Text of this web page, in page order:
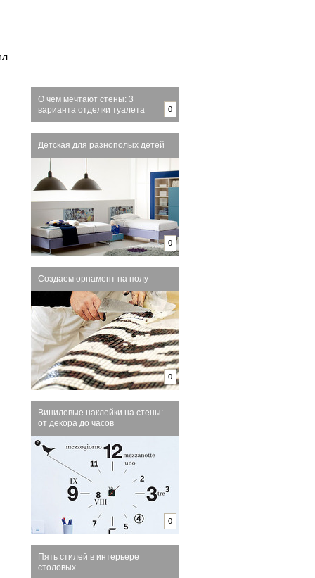
О чем мечтают стены: 3
варианта отделки туалета
0
Детская для разнополых детей
0
Создаем орнамент на полу
0
Виниловые наклейки на стены:
от декора до часов
0
Пять стилей в интерьере
столовых